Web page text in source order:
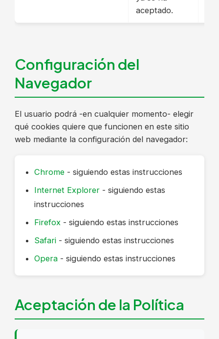
aceptado.
Configuración del
Navegador
El usuario podrá -en cualquier momento- elegir
qué cookies quiere que funcionen en este sitio
web mediante la configuración del navegador:
Chrome - siguiendo estas instrucciones
Internet Explorer - siguiendo estas
instrucciones
Firefox - siguiendo estas instrucciones
Safari - siguiendo estas instrucciones
Opera - siguiendo estas instrucciones
Aceptación de la Política